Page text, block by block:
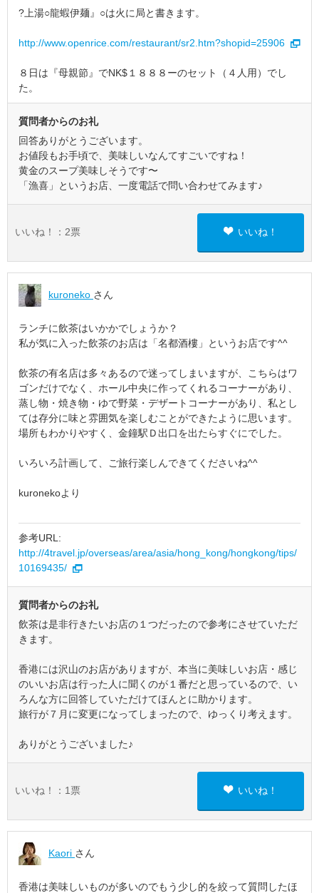
?上湯○龍蝦伊麺』○は火に局と書きます。
http://www.openrice.com/restaurant/sr2.htm?shopid=25906
８日は『母親節』でNK$１８８８ーのセット（４人用）でし
た。
質問者からのお礼
回答ありがとうございます。
お値段もお手頃で、美味しいなんてすごいですね！
黄金のスープ美味しそうです〜
「漁喜」というお店、一度電話で問い合わせてみます♪
いいね！： 2票 いいね！
kuroneko さん
ランチに飲茶はいかかでしょうか？
私が気に入った飲茶のお店は「名都酒樓」というお店です^^
飲茶の有名店は多々あるので迷ってしまいますが、こちらはワ
ゴンだけでなく、ホール中央に作ってくれるコーナーがあり、
蒸し物・焼き物・ゆで野菜・デザートコーナーがあり、私とし
ては存分に味と雰囲気を楽しむことができたように思います。
場所もわかりやすく、金鐘駅Ｄ出口を出たらすぐにでした。
いろいろ計画して、ご旅行楽しんできてくださいね^^
kuronekoより
参考URL:
http://4travel.jp/overseas/area/asia/hong_kong/hongkong/tips/
10169435/
質問者からのお礼
飲茶は是非行きたいお店の１つだったので参考にさせていただ
きます。
香港には沢山のお店がありますが、本当に美味しいお店・感じ
のいいお店は行った人に聞くのが１番だと思っているので、い
ろんな方に回答していただけてほんとに助かります。
旅行が７月に変更になってしまったので、ゆっくり考えます。
ありがとうございました♪
いいね！： 1 票 いいね！
Kaori さん
香港は美味しいものが多いのでもう少し的を絞って質問したほ